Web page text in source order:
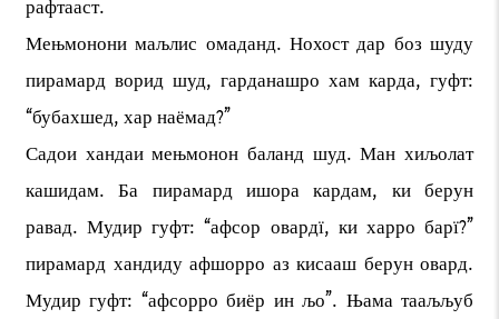
рафтааст.
Мењмонони маљлис омаданд. Нохост дар боз шуду
пирамард ворид шуд, гарданашро хам карда, гуфт:
“бубахшед, хар наёмад?”
Садои хандаи мењмонон баланд шуд. Ман хиљолат
кашидам. Ба пирамард ишора кардам, ки берун
равад. Мудир гуфт: “афсор овардї, ки харро барї?”
пирамард хандиду афшорро аз кисааш берун овард.
Мудир гуфт: “афсорро биёр ин љо”. Њама тааљљуб